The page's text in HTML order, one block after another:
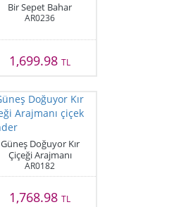
Bir Sepet Bahar
AR0236
1,699.98TL
Güneş Doğuyor Kır
Çiçeği Arajmanı
AR0182
1,768.98TL